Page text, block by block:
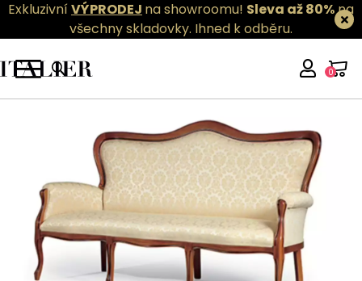
ExkluzivníVÝPRODEJ na showroomu! Sleva až 80%na
všechny skladovky. Ihned k odběru.
0